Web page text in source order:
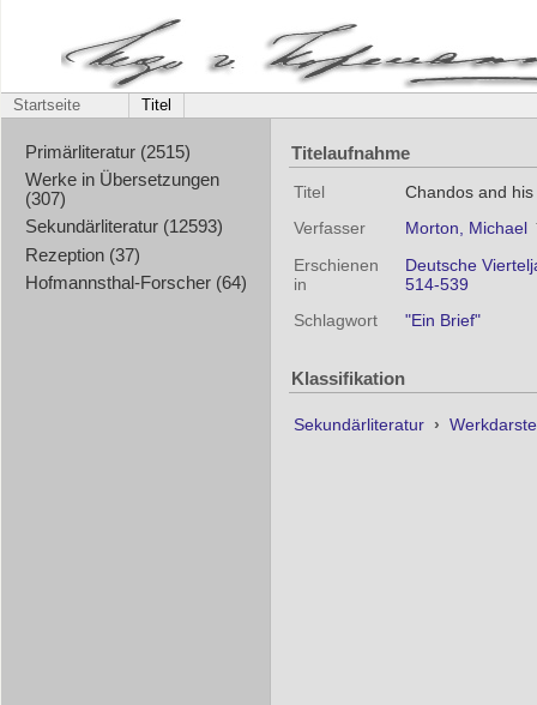
Startseite Titel
Primärliteratur (2515)
Werke in Übersetzungen
(307)
Sekundärliteratur (12593)
Rezeption (37)
Hofmannsthal-Forscher (64)
Titelaufnahme
Titel
Chandos and
Verfasser
Morton, Michael
Erschienen
in
Deutsche
514-539
Schlagwort
"Ein Brief"
Klassifikation
Sekundärliteratur ›